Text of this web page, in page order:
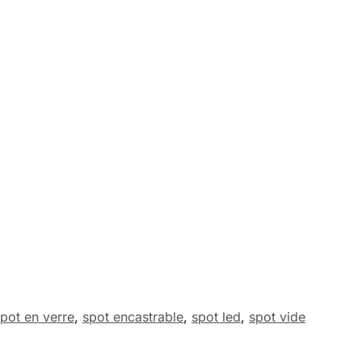
en verre, spot encastrable, spot led, spot vide